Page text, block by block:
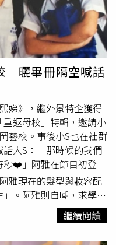
瞬間畫面極為駭人。船長
，他當時看見「3個人
面令人震驚。他補充，
員抵達時情況已相當危
出，爆炸可能發生在船
關，但此說法尚未獲得
中最糟糕的經驗。」事
透露，他在爆炸後立即
驚恐哭喊「救救我！救
名女性後續由醫師確認
速展開，救援人員不僅
爆炸衝擊拋入海中的人
往醫院。現場同時出動
Guard）等單位協助
週末旅遊高峰，該水域為
大量遊客與私人船隻。
群媒體，顯示黑色濃煙
曬畢冊隔空喊話
娣》，繼外景特企獲得
返母校」特輯，邀請小
藝校。事後小S也在社群
大S：「那時候的我們
秒❤️」阿雅在節目初登
雅現在的髮型與妝容配
。阿雅則自嘲，求學時
像男生，還被同學取了
（左）穿制服重返母校
繼續閱讀